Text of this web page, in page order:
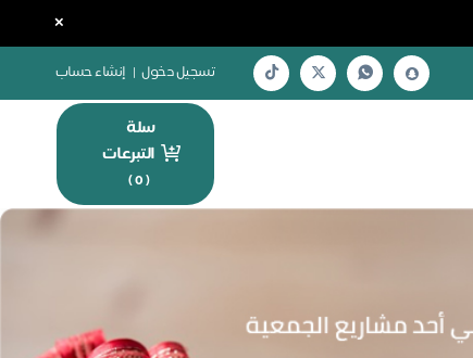
×
تسجيل دخول | إنشاء حساب
سلة
التبرعات
(
0
)